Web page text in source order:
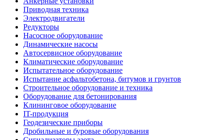
Приводная техника
Электродвигатели
Редукторы
Насосное оборудование
Динамические насосы
Автосервисное оборудование
Климатические оборудование
Испытательное оборудование
Испытание асфальтобетона, битумов и грунтов
Строительное оборудование и техника
Оборудование для бетонирования
Клининговое оборудование
IT-продукция
Геодезические приборы
Дробильные и буровые оборудования